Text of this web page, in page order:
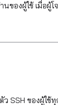
ของผู้ใช้ เมื่อผู้
SSH ของผู้ใช้